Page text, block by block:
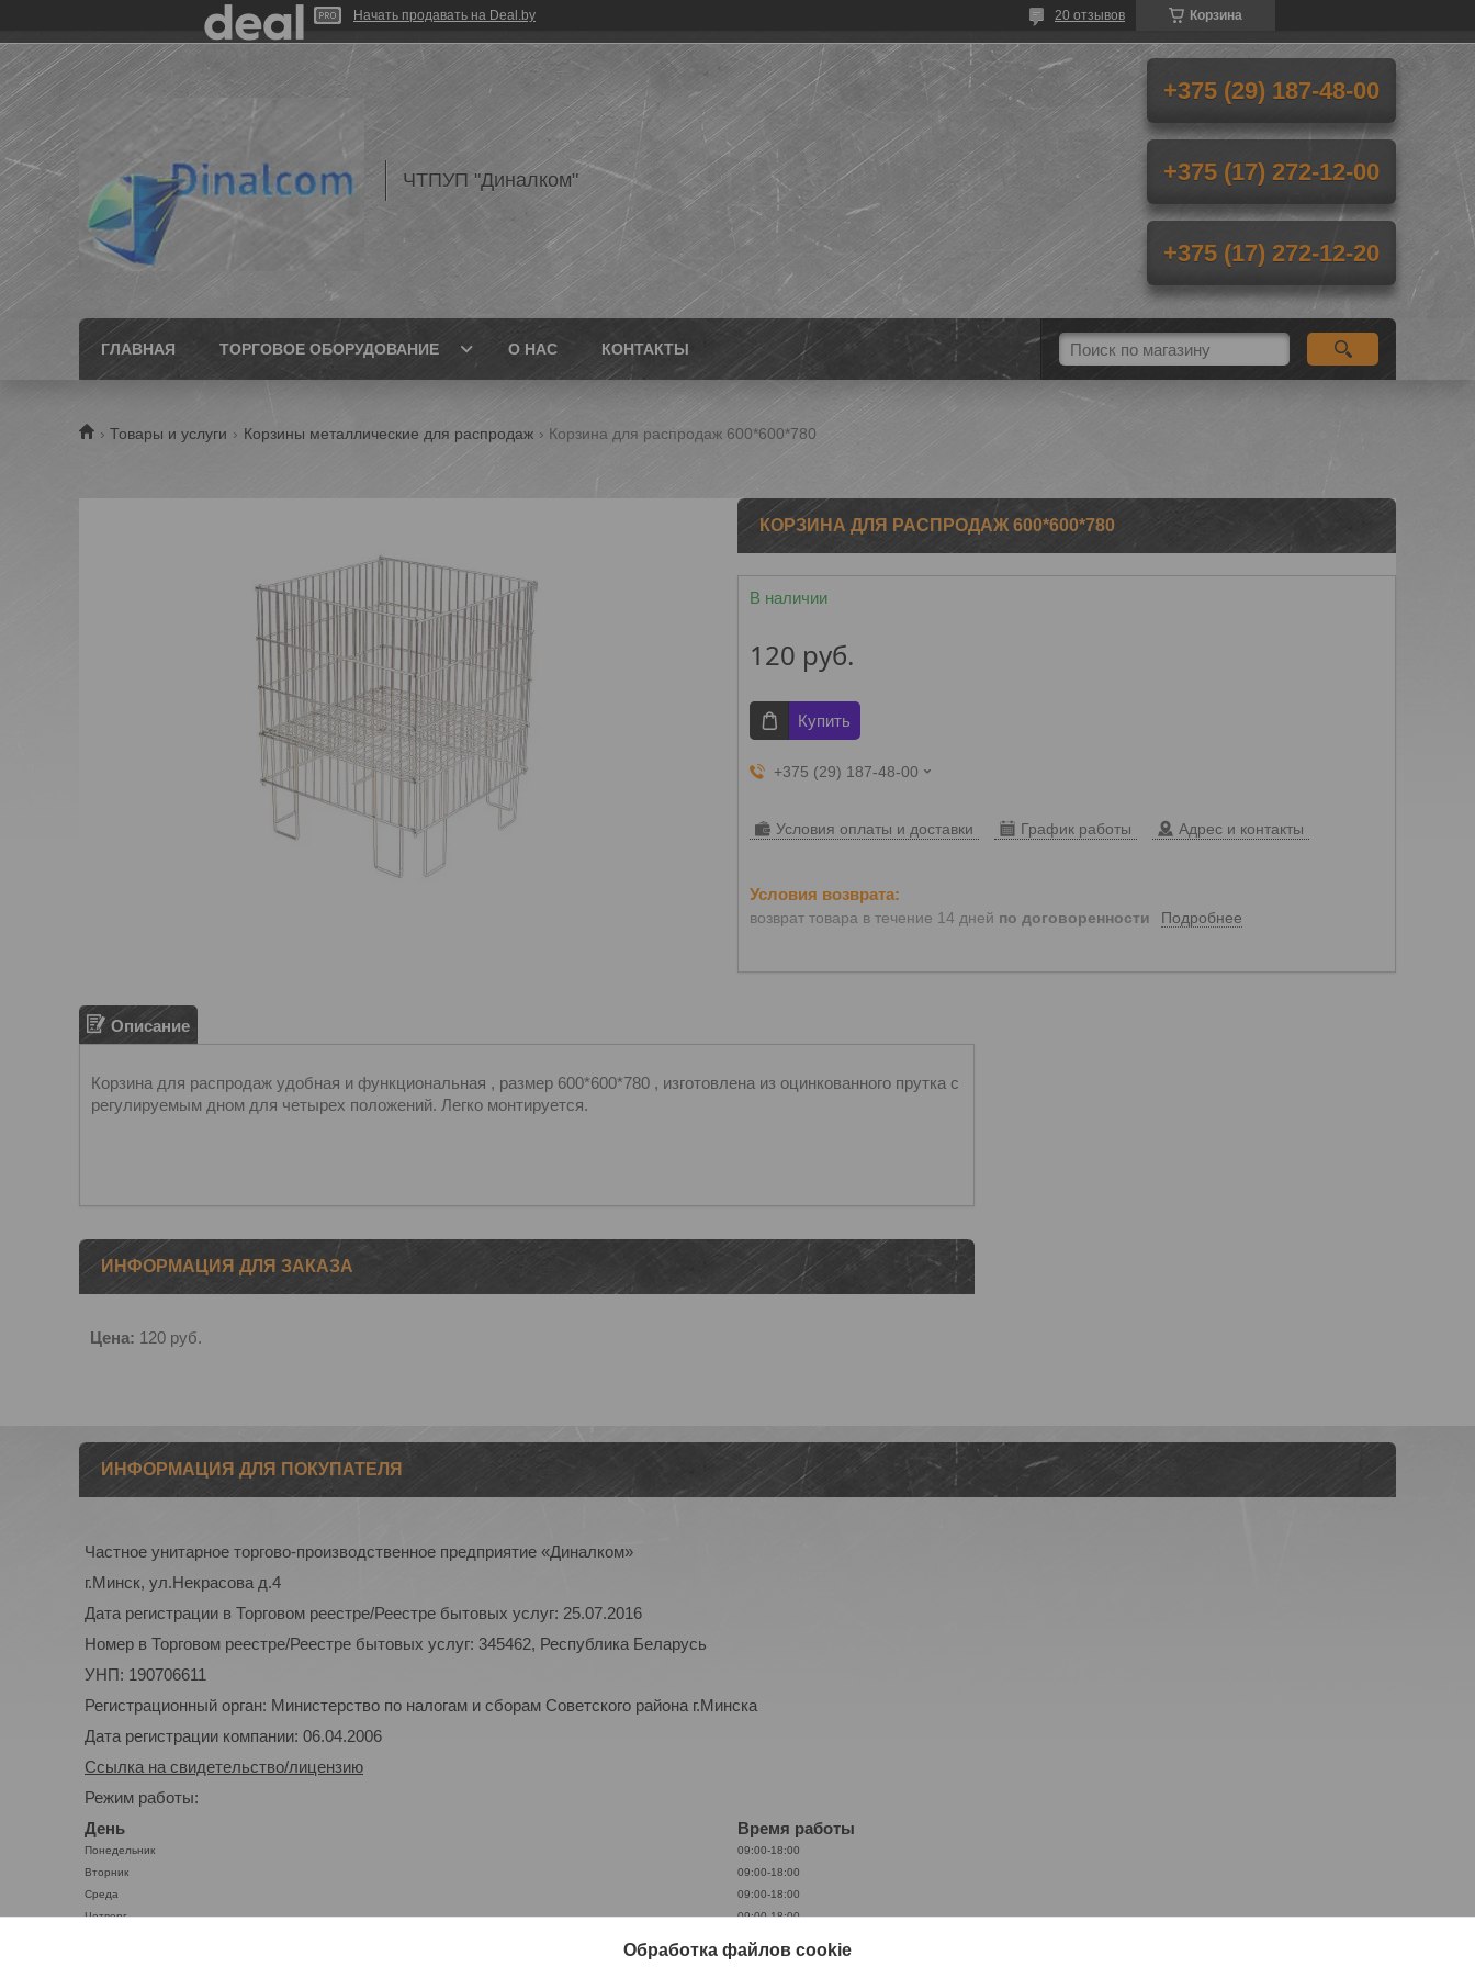
Начать продавать на Deal.by Корзина
20 отзывов
ЧТПУП "Диналком"
+375 (29) 187-48-00
+375 (17) 272-12-00
+375 (17) 272-12-20
ГЛАВНАЯ ТОРГОВОЕ ОБОРУДОВАНИЕ О НАС КОНТАКТЫ
Товары и услуги Корзины металлические для распродаж Корзина для распродаж 600*600*780
КОРЗИНА ДЛЯ РАСПРОДАЖ 600*600*780
В наличии
120 руб.
Купить
+375 (29) 187-48-00
Условия оплаты и доставки График работы Адрес и контакты
возврат товара в течение 14 дней по договоренности Подробнее
Описание
Корзина для распродаж удобная и функциональная , размер 600*600*780 , изготовлена из оцинкованного прутка с
регулируемым дном для четырех положений. Легко монтируется.
ИНФОРМАЦИЯ ДЛЯ ЗАКАЗА
Цена: 120 руб.
ИНФОРМАЦИЯ ДЛЯ ПОКУПАТЕЛЯ
Частное унитарное торгово-производственное предприятие «Диналком»
г.Минск, ул.Некрасова д.4
Дата регистрации в Торговом реестре/Реестре бытовых услуг: 25.07.2016
Номер в Торговом реестре/Реестре бытовых услуг: 345462, Республика Беларусь
УНП: 190706611
Регистрационный орган: Министерство по налогам и сборам Советского района г.Минска
Дата регистрации компании: 06.04.2006
Ссылка на свидетельство/лицензию
Режим работы:
День
Время работы
Понедельник
09:00-18:00
Вторник
09:00-18:00
Среда
09:00-18:00
Четверг
09:00-18:00
Выходной
Обработка файлов cookie